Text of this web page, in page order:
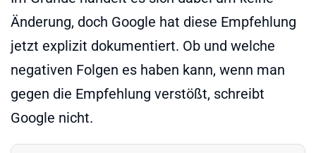
Änderung, doch Google hat diese Empfehlung
jetzt explizit dokumentiert. Ob und welche
negativen Folgen es haben kann, wenn man
gegen die Empfehlung verstößt, schreibt
Google nicht.